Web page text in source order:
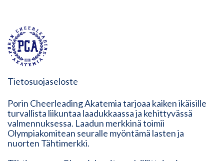
Tietosuojaseloste
Porin Cheerleading Akatemia tarjoaa kaiken ikäisille
turvallista liikuntaa laadukkaassa ja kehittyvässä
valmennuksessa. Laadun merkkinä toimii
Olympiakomitean seuralle myöntämä lasten ja
nuorten Tähtimerkki.